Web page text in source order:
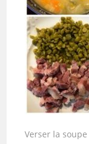
Verser la